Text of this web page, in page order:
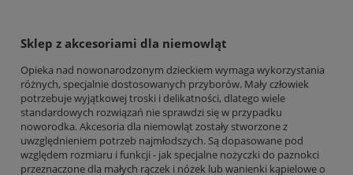
Sklep z akcesoriami dla niemowląt
Opieka nad nowonarodzonym dzieckiem wymaga wykorzystania
różnych, specjalnie dostosowanych przyborów. Mały człowiek
potrzebuje wyjątkowej troski i delikatności, dlatego wiele
standardowych rozwiązań nie sprawdzi się w przypadku
noworodka. Akcesoria dla niemowląt zostały stworzone z
uwzględnieniem potrzeb najmłodszych. Są dopasowane pod
względem rozmiaru i funkcji - jak specjalne nożyczki do paznokci
przeznaczone dla małych rączek i nóżek lub wanienki kąpielowe o